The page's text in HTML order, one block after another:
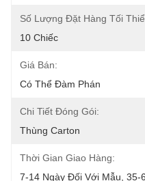
Số Lượng Đặt Hàng Tối
10 Chiếc
Giá Bán:
Có Thể Đàm Phán
Chi Tiết Đóng Gói:
Thùng Carton
Thời Gian Giao Hàng:
7-14 Ngày Đối Với Mẫu, 35-